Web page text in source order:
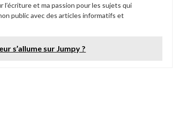
l’écriture et ma passion pour les sujets qui
public avec des articles informatifs et
s’allume sur Jumpy ?